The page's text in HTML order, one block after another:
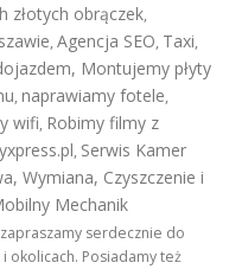
złotych obrączek,
, Agencja SEO, Taxi,
, Montujemy płyty
, naprawiamy fotele,
wifi, Robimy filmy z
, Serwis Kamer
Wymiana, Czyszczenie i
Mechanik
zapraszamy serdecznie do
i okolicach. Posiadamy też